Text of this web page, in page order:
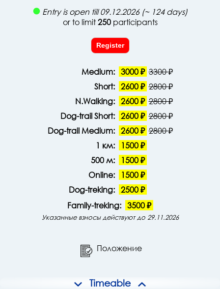
Entry is open till 09.12.2026 (~ 124 days)
or to limit250participants
Register
Medium: 3000 ₽ 3300 ₽
Short: 2600 ₽ 2800 ₽
N.Walking: 2600 ₽ 2800 ₽
Dog-trail Short: 2600 ₽ 2800 ₽
Dog-trail Medium: 2600 ₽ 2800 ₽
1 км:
1500 ₽
500 м:
1500 ₽
Online:
1500 ₽
Dog-treking: 2500 ₽
Family-treking: 3500 ₽
Указанные взносы действуют до 29.11.2026
Положение
Timeable